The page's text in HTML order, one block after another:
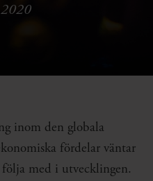
inom den globala
fördelar väntar
följa med i utvecklingen.